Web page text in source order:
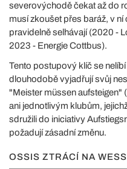
severovýchodě čekat až do
musí zkoušet přes baráž, v
pravidelně selhávají (2020 -
2023 - Energie Cottbus).
Tento postupový klíč se
dlouhodobě vyjadřují svůj
"Meister müssen aufsteigen"
ani jednotlivým klubům,
sdružili do iniciativy
požadují zásadní změnu.
OSSIS ZTRÁCÍ NA